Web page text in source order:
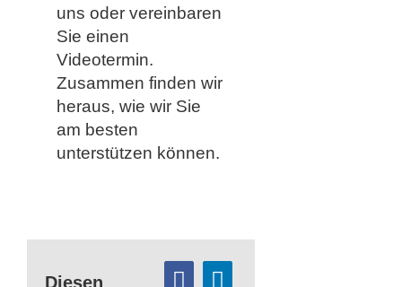
uns oder vereinbaren
Sie einen
Videotermin.
Zusammen finden wir
heraus, wie wir Sie
am besten
unterstützen können.
Diesen